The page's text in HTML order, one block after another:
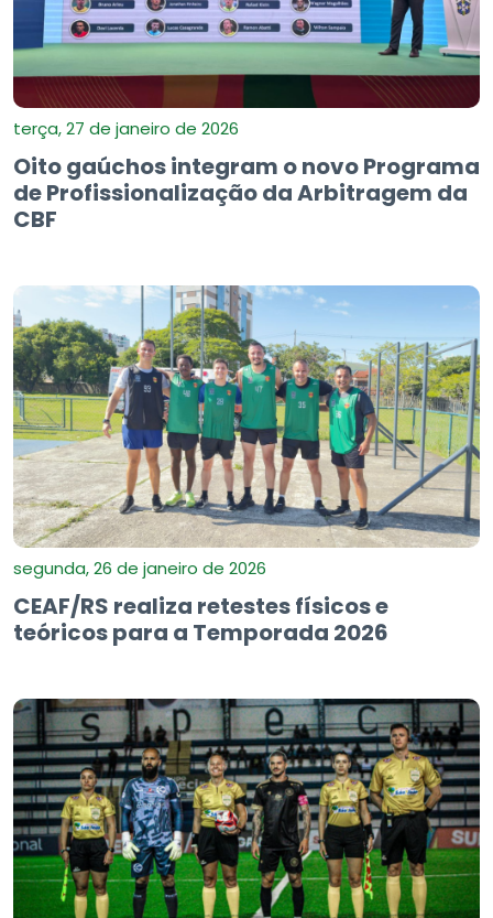
terça, 27 de janeiro de 2026
Oito gaúchos integram o novo Programa
de Profissionalização da Arbitragem da
CBF
segunda, 26 de janeiro de 2026
CEAF/RS realiza retestes físicos e
teóricos para a Temporada 2026